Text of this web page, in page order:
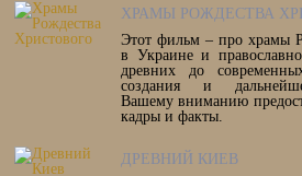
ХРАМЫ РОЖДЕСТВА
Этот фильм – про храмы
в Украине и
древних до
создания и
Вашему вниманию
кадры и факты.
ДРЕВНИЙ КИЕВ